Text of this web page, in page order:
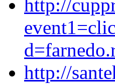
http://
http://